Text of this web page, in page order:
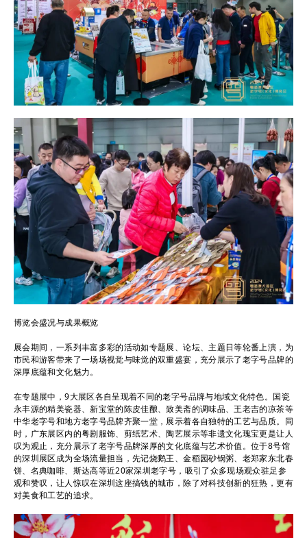
博览会盛况与成果概览
展会期间，一系列丰富多彩的活动如专题展、论坛、主题日等轮番上演，为
市民和游客带来了一场场视觉与味觉的双重盛宴，充分展示了老字号品牌的
深厚底蕴和文化魅力。
在专题展中，9大展区各自呈现着不同的老字号品牌与地域文化特色。国瓷
永丰源的精美瓷器、新宝堂的陈皮佳酿、致美斋的调味品、王老吉的凉茶等
中华老字号和地方老字号品牌齐聚一堂，展示着各自独特的工艺与品质。同
时，广东展区内的粤剧服饰、剪纸艺术、陶艺展示等非遗文化瑰宝更是让人
叹为观止，充分展示了老字号品牌深厚的文化底蕴与艺术价值。位于8号馆
的深圳展区成为全场流量担当，先记烧鹅王、金稻园砂锅粥、老郑家东北春
饼、名典咖啡、斯达高等近20家深圳老字号，吸引了众多现场观众驻足参
观和赞叹，让人惊叹在深圳这座搞钱的城市，除了对科技创新的狂热，更有
对美食和工艺的追求。